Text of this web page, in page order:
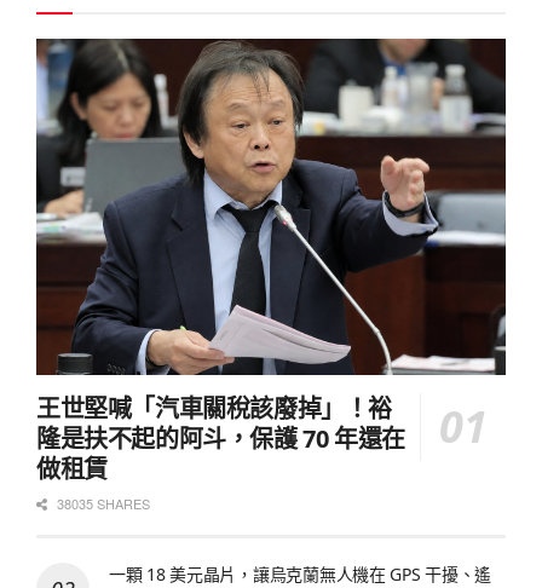
王世堅喊「汽車關稅該廢掉」！裕
隆是扶不起的阿斗，保護 70 年還在
做租賃
38035 SHARES
一顆 18 美元晶片，讓烏克蘭無人機在 GPS 干擾、遙